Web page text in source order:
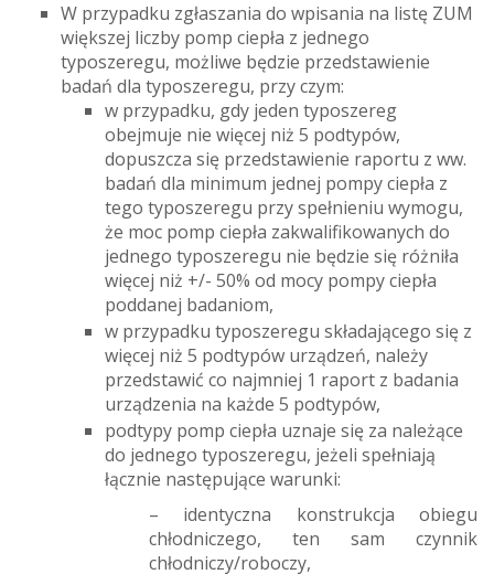
W przypadku zgłaszania do wpisania na listę ZUM
większej liczby pomp ciepła z jednego
typoszeregu, możliwe będzie przedstawienie
badań dla typoszeregu, przy czym:
w przypadku, gdy jeden typoszereg
obejmuje nie więcej niż 5 podtypów,
dopuszcza się przedstawienie raportu z ww.
badań dla minimum jednej pompy ciepła z
tego typoszeregu przy spełnieniu wymogu,
że moc pomp ciepła zakwalifikowanych do
jednego typoszeregu nie będzie się różniła
więcej niż +/- 50% od mocy pompy ciepła
poddanej badaniom,
w przypadku typoszeregu składającego się z
więcej niż 5 podtypów urządzeń, należy
przedstawić co najmniej 1 raport z badania
urządzenia na każde 5 podtypów,
podtypy pomp ciepła uznaje się za należące
do jednego typoszeregu, jeżeli spełniają
łącznie następujące warunki:
– identyczna konstrukcja obiegu
chłodniczego, ten sam czynnik
chłodniczy/roboczy,